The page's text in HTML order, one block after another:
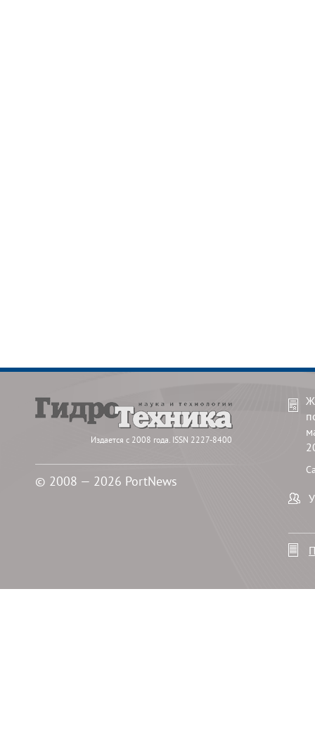
Издается с 2008 года. ISSN 2227-8400
© 2008 — 2026 PortNews